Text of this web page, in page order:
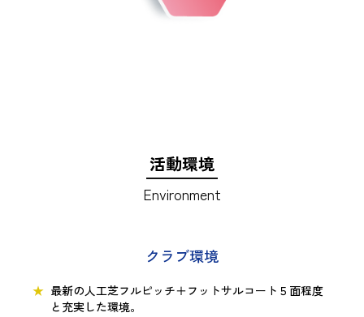
活動環境
Environment
クラブ環境
最新の人工芝フルピッチ＋フットサルコート５面程度
と充実した環境。